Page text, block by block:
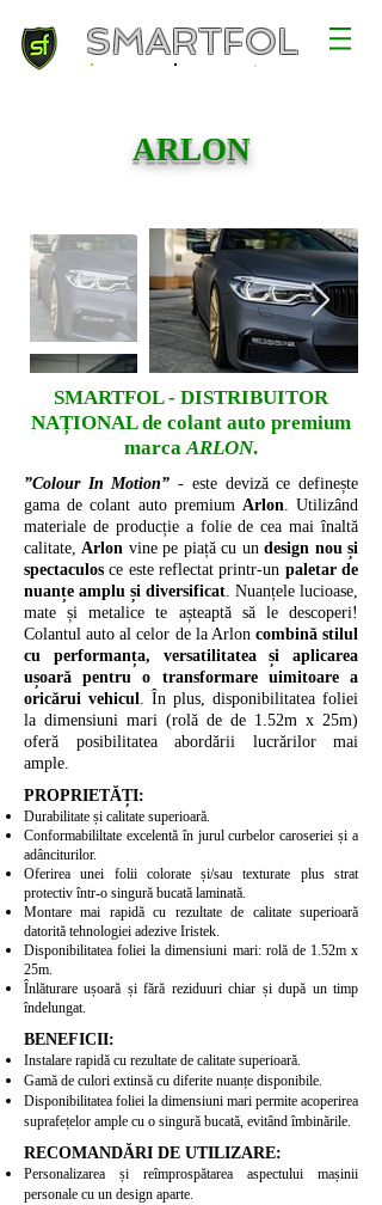
SMARTFOL
ARLON
SMARTFOL - DISTRIBUITOR
NAȚIONAL de colant auto premium
marcaARLON.
”Colour In Motion”- este deviză ce definește
gama de colant auto premium Arlon. Utilizând
materiale de producție a folie de cea mai înaltă
calitate,Arlon vine pe piață cu undesign nou și
spectaculos ce este reflectat printr-un paletar de
nuanțe amplu și diversificat. Nuanțele lucioase,
mate și metalice te așteaptă să le descoperi!
Colantul auto al celor de la Arlon combină stilul
cu performanța, versatilitatea și aplicarea
ușoară pentru o transformare uimitoare a
oricărui vehicul. În plus, disponibilitatea foliei
la dimensiuni mari (rolă de de 1.52m x 25m)
oferă posibilitatea abordării lucrărilor mai
ample.
PROPRIETĂȚI:
​Durabilitate și calitate superioară.
Conformabililtate excelentă în jurul curbelor caroseriei și a
adânciturilor.
Oferirea unei folii colorate și/sau texturate plus strat
protectiv într-o singură bucată laminată.
Montare mai rapidă cu rezultate de calitate superioară
datorită tehnologiei adezive Iristek.
Disponibilitatea foliei la dimensiuni mari: rolă de 1.52m x
25m.
Înlăturare ușoară și fără reziduuri chiar și după un timp
îndelungat.
BENEFICII:
Instalare rapidă cu rezultate de calitate superioară.
Gamă de culori extinsă cu diferite nuanțe disponibile.
Disponibilitatea foliei la dimensiuni mari permite acoperirea
suprafețelor ample cu o singură bucată, evitând îmbinările.
RECOMANDĂRI DE UTILIZARE:
Personalizarea și reîmprospătarea aspectului mașinii
personale cu un design aparte.